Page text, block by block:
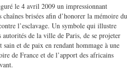
le 4 avril 2009 un impressionnant
chaînes brisées afin d’honorer la mémoire du
l’esclavage. Un symbole qui illustre
de la ville de Paris, de se projeter
sain et de paix en rendant hommage à une
de France et de l’apport des africains